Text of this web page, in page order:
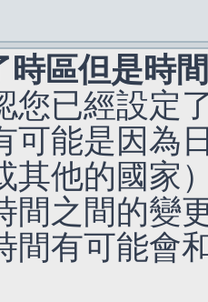
時區但是時
您已經設定
可能是因為
其他的國家
間之間的變
間有可能會